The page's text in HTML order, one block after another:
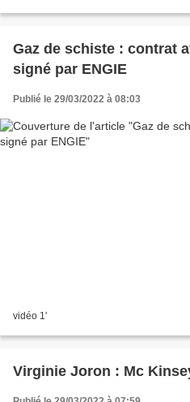
Gaz de schiste : contrat
signé par ENGIE
Publié le 29/03/2022 à 08:03
vidéo 1'
Virginie Joron : Mc